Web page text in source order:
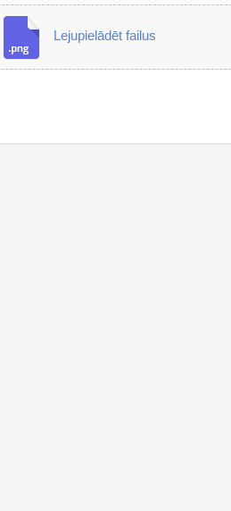
Lejupielādēt failus